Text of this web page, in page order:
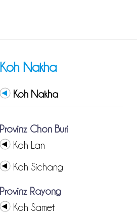
Koh Nakha
Koh Nakha
Provinz Chon Buri
Koh Lan
Koh Sichang
Provinz Rayong
Koh Samet